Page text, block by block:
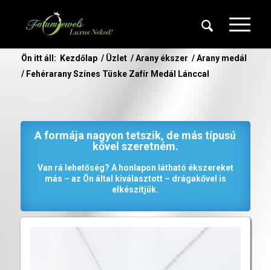
Ön itt áll: Kezdőlap / Üzlet / Arany ékszer / Arany medál
/ Fehérarany Színes Tüske Zafír Medál Lánccal
A formája nagyon tetszik, de más típusú
kővel szeretném.
Van rá lehetőség? A honlapon látható ékszereket
más – az Ön által kiválasztott – drágakővel is
elkészítjük.